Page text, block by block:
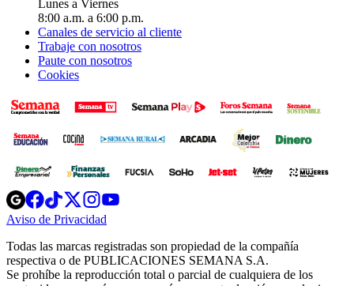
Lunes a Viernes
8:00 a.m. a 6:00 p.m.
Canales de servicio al cliente
Trabaje con nosotros
Paute con nosotros
Cookies
Opens
in
new
Opens
in
new
Opens
in
new
window
Opens
new
windowwindow
Aviso de Privacidad
new
window
Todas las marcas registradas son propiedad de la compañía
respectiva o de PUBLICACIONES SEMANA S.A.
Se prohíbe la reproducción total o parcial de cualquiera de los